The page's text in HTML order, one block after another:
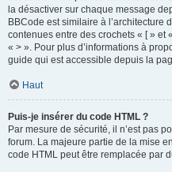
la désactiver sur chaque message
BBCode est similaire à l’architecture
contenues entre des crochets « [ » et
« > ». Pour plus d’informations à
guide qui est accessible depuis la
Haut
Puis-je insérer du code HTML ?
Par mesure de sécurité, il n’est pas
forum. La majeure partie de la mise
code HTML peut être remplacée par